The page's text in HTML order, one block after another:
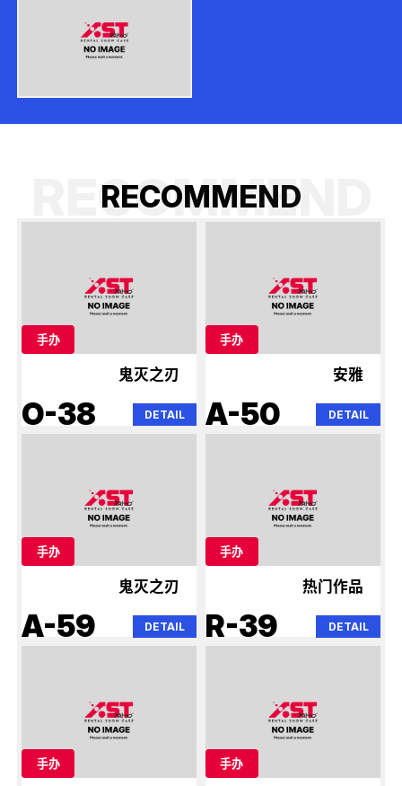
RECOMMEND
RECOMMEND
手办
鬼灭之刃
O-38 DETAIL
手办
安雅
A-50 DETAIL
手办
鬼灭之刃
A-59 DETAIL
手办
热门作品
R-39 DETAIL
手办 手办